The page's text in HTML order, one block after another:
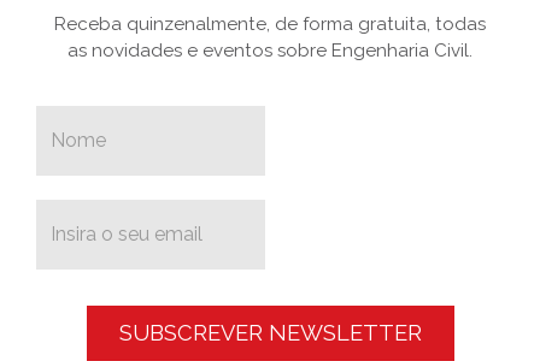
Receba quinzenalmente, de forma gratuita, todas
as novidades e eventos sobre Engenharia Civil.
SUBSCREVER NEWSLETTER